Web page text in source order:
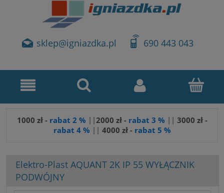
sklep@igniazdka.pl 690 443 043
1000 zł - rabat 2 % ||2000 zł - rabat 3 % || 3000 zł -
rabat 4 % || 4000 zł - rabat 5 %
Elektro-Plast AQUANT 2K IP 55 WYŁĄCZNIK
PODWÓJNY